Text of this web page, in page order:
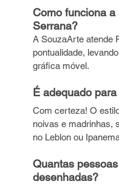
Como funciona
Serrana?
A SouzaArte atende
pontualidade,
gráfica móvel.
É adequado
Com certeza! O
noivas e madrinhas,
no Leblon ou
Quantas
desenhadas?